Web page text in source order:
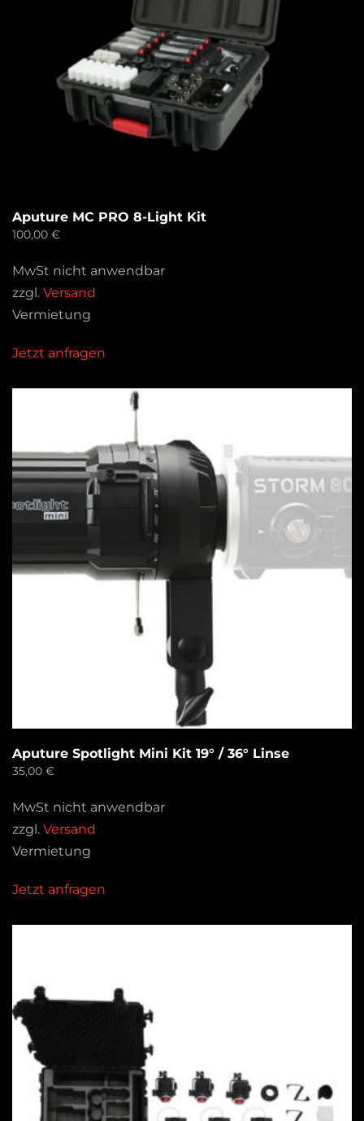
Aputure MC PRO 8-Light Kit
100,00 €
MwSt nicht anwendbar
zzgl. Versand
Vermietung
Jetzt anfragen
Aputure Spotlight Mini Kit 19° / 36° Linse
35,00 €
MwSt nicht anwendbar
zzgl. Versand
Vermietung
Jetzt anfragen